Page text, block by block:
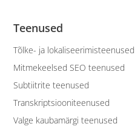
Teenused
Tõlke- ja lokaliseerimisteenused
Mitmekeelsed SEO teenused
Subtiitrite teenused
Transkriptsiooniteenused
Valge kaubamärgi teenused